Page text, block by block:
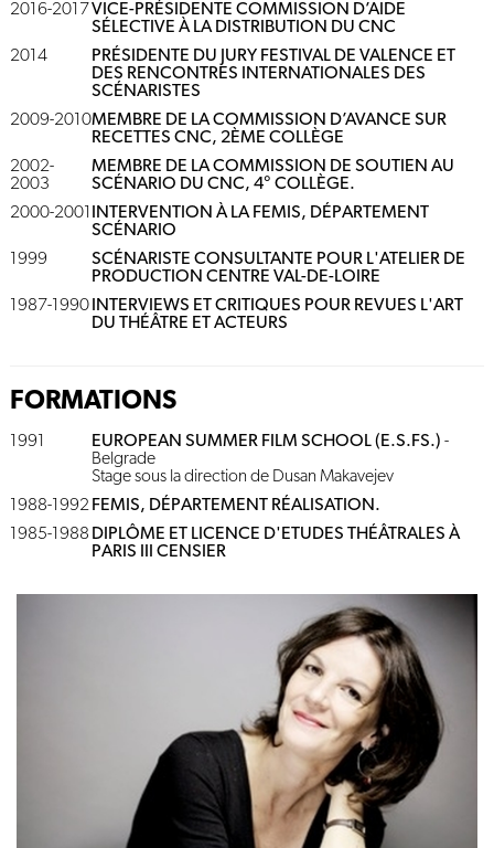
2016-2017VICE-PRÉSIDENTE COMMISSION D’AIDE
SÉLECTIVE À LA DISTRIBUTION DU CNC
2014
PRÉSIDENTE DU JURY FESTIVAL DE VALENCE ET
DES RENCONTRES INTERNATIONALES DES
SCÉNARISTES
2009-2010MEMBRE DE LA COMMISSION D’AVANCE SUR
RECETTES CNC, 2ÈME COLLÈGE
2002-
2003
MEMBRE DE LA COMMISSION DE SOUTIEN AU
SCÉNARIO DU CNC, 4° COLLÈGE.
2000-2001
INTERVENTION À LA FEMIS, DÉPARTEMENT
SCÉNARIO
1999
SCÉNARISTE CONSULTANTE POUR L'ATELIER DE
PRODUCTION CENTRE VAL-DE-LOIRE
1987-1990 INTERVIEWS ET CRITIQUES POUR REVUES L'ART
DU THÉÂTRE ET ACTEURS
FORMATIONS
1991 EUROPEAN SUMMER FILM SCHOOL (E.S.FS.) -
Belgrade
Stage sous la direction de Dusan Makavejev
1988-1992 FEMIS, DÉPARTEMENT RÉALISATION.
1985-1988 DIPLÔME ET LICENCE D'ETUDES THÉÂTRALES À
PARIS III CENSIER